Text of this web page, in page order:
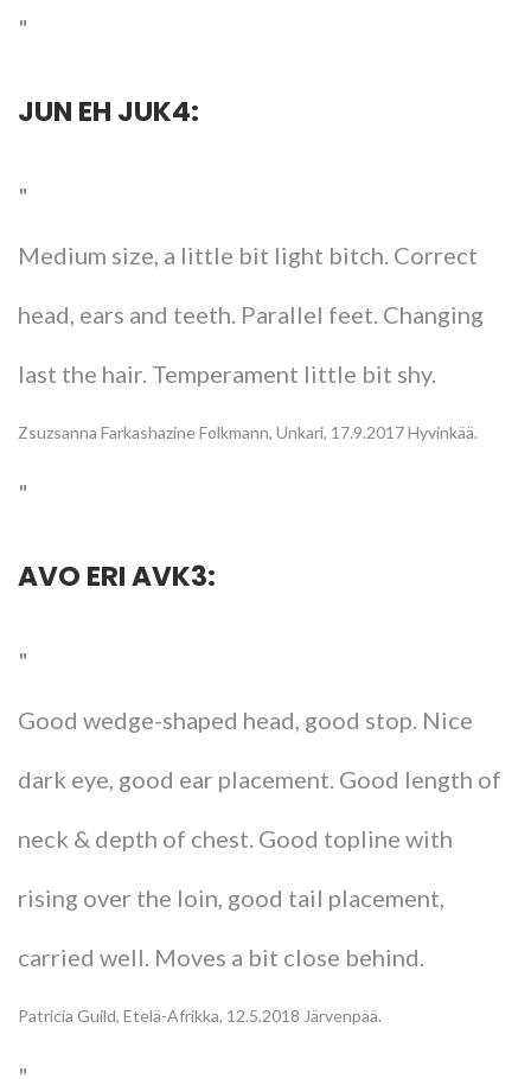
JUN EH JUK4:
Medium size, a little bit light bitch. Correct
head, ears and teeth. Parallel feet. Changing
last the hair. Temperament little bit shy.
Zsuzsanna Farkashazine Folkmann, Unkari, 17.9.2017 Hyvinkää.
AVO ERI AVK3:
Good wedge-shaped head, good stop. Nice
dark eye, good ear placement. Good length of
neck & depth of chest. Good topline with
rising over the loin, good tail placement,
carried well. Moves a bit close behind.
Patricia Guild, Etelä-Afrikka, 12.5.2018 Järvenpää.